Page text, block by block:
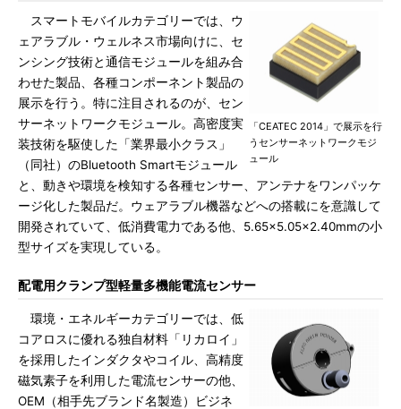
「CEATEC 2014」で展示を行
うセンサーネットワークモジ
ュール
スマートモバイルカテゴリーでは、ウ
ェアラブル・ウェルネス市場向けに、セ
ンシング技術と通信モジュールを組み合
わせた製品、各種コンポーネント製品の
展示を行う。特に注目されるのが、セン
サーネットワークモジュール。高密度実
装技術を駆使した「業界最小クラス」
（同社）のBluetooth Smartモジュール
と、動きや環境を検知する各種センサー、アンテナをワンパッケ
ージ化した製品だ。ウェアラブル機器などへの搭載にを意識して
開発されていて、低消費電力である他、5.65×5.05×2.40mmの小
型サイズを実現している。
配電用クランプ型軽量多機能電流センサー
環境・エネルギーカテゴリーでは、低
コアロスに優れる独自材料「リカロイ」
を採用したインダクタやコイル、高精度
磁気素子を利用した電流センサーの他、
OEM（相手先ブランド名製造）ビジネ